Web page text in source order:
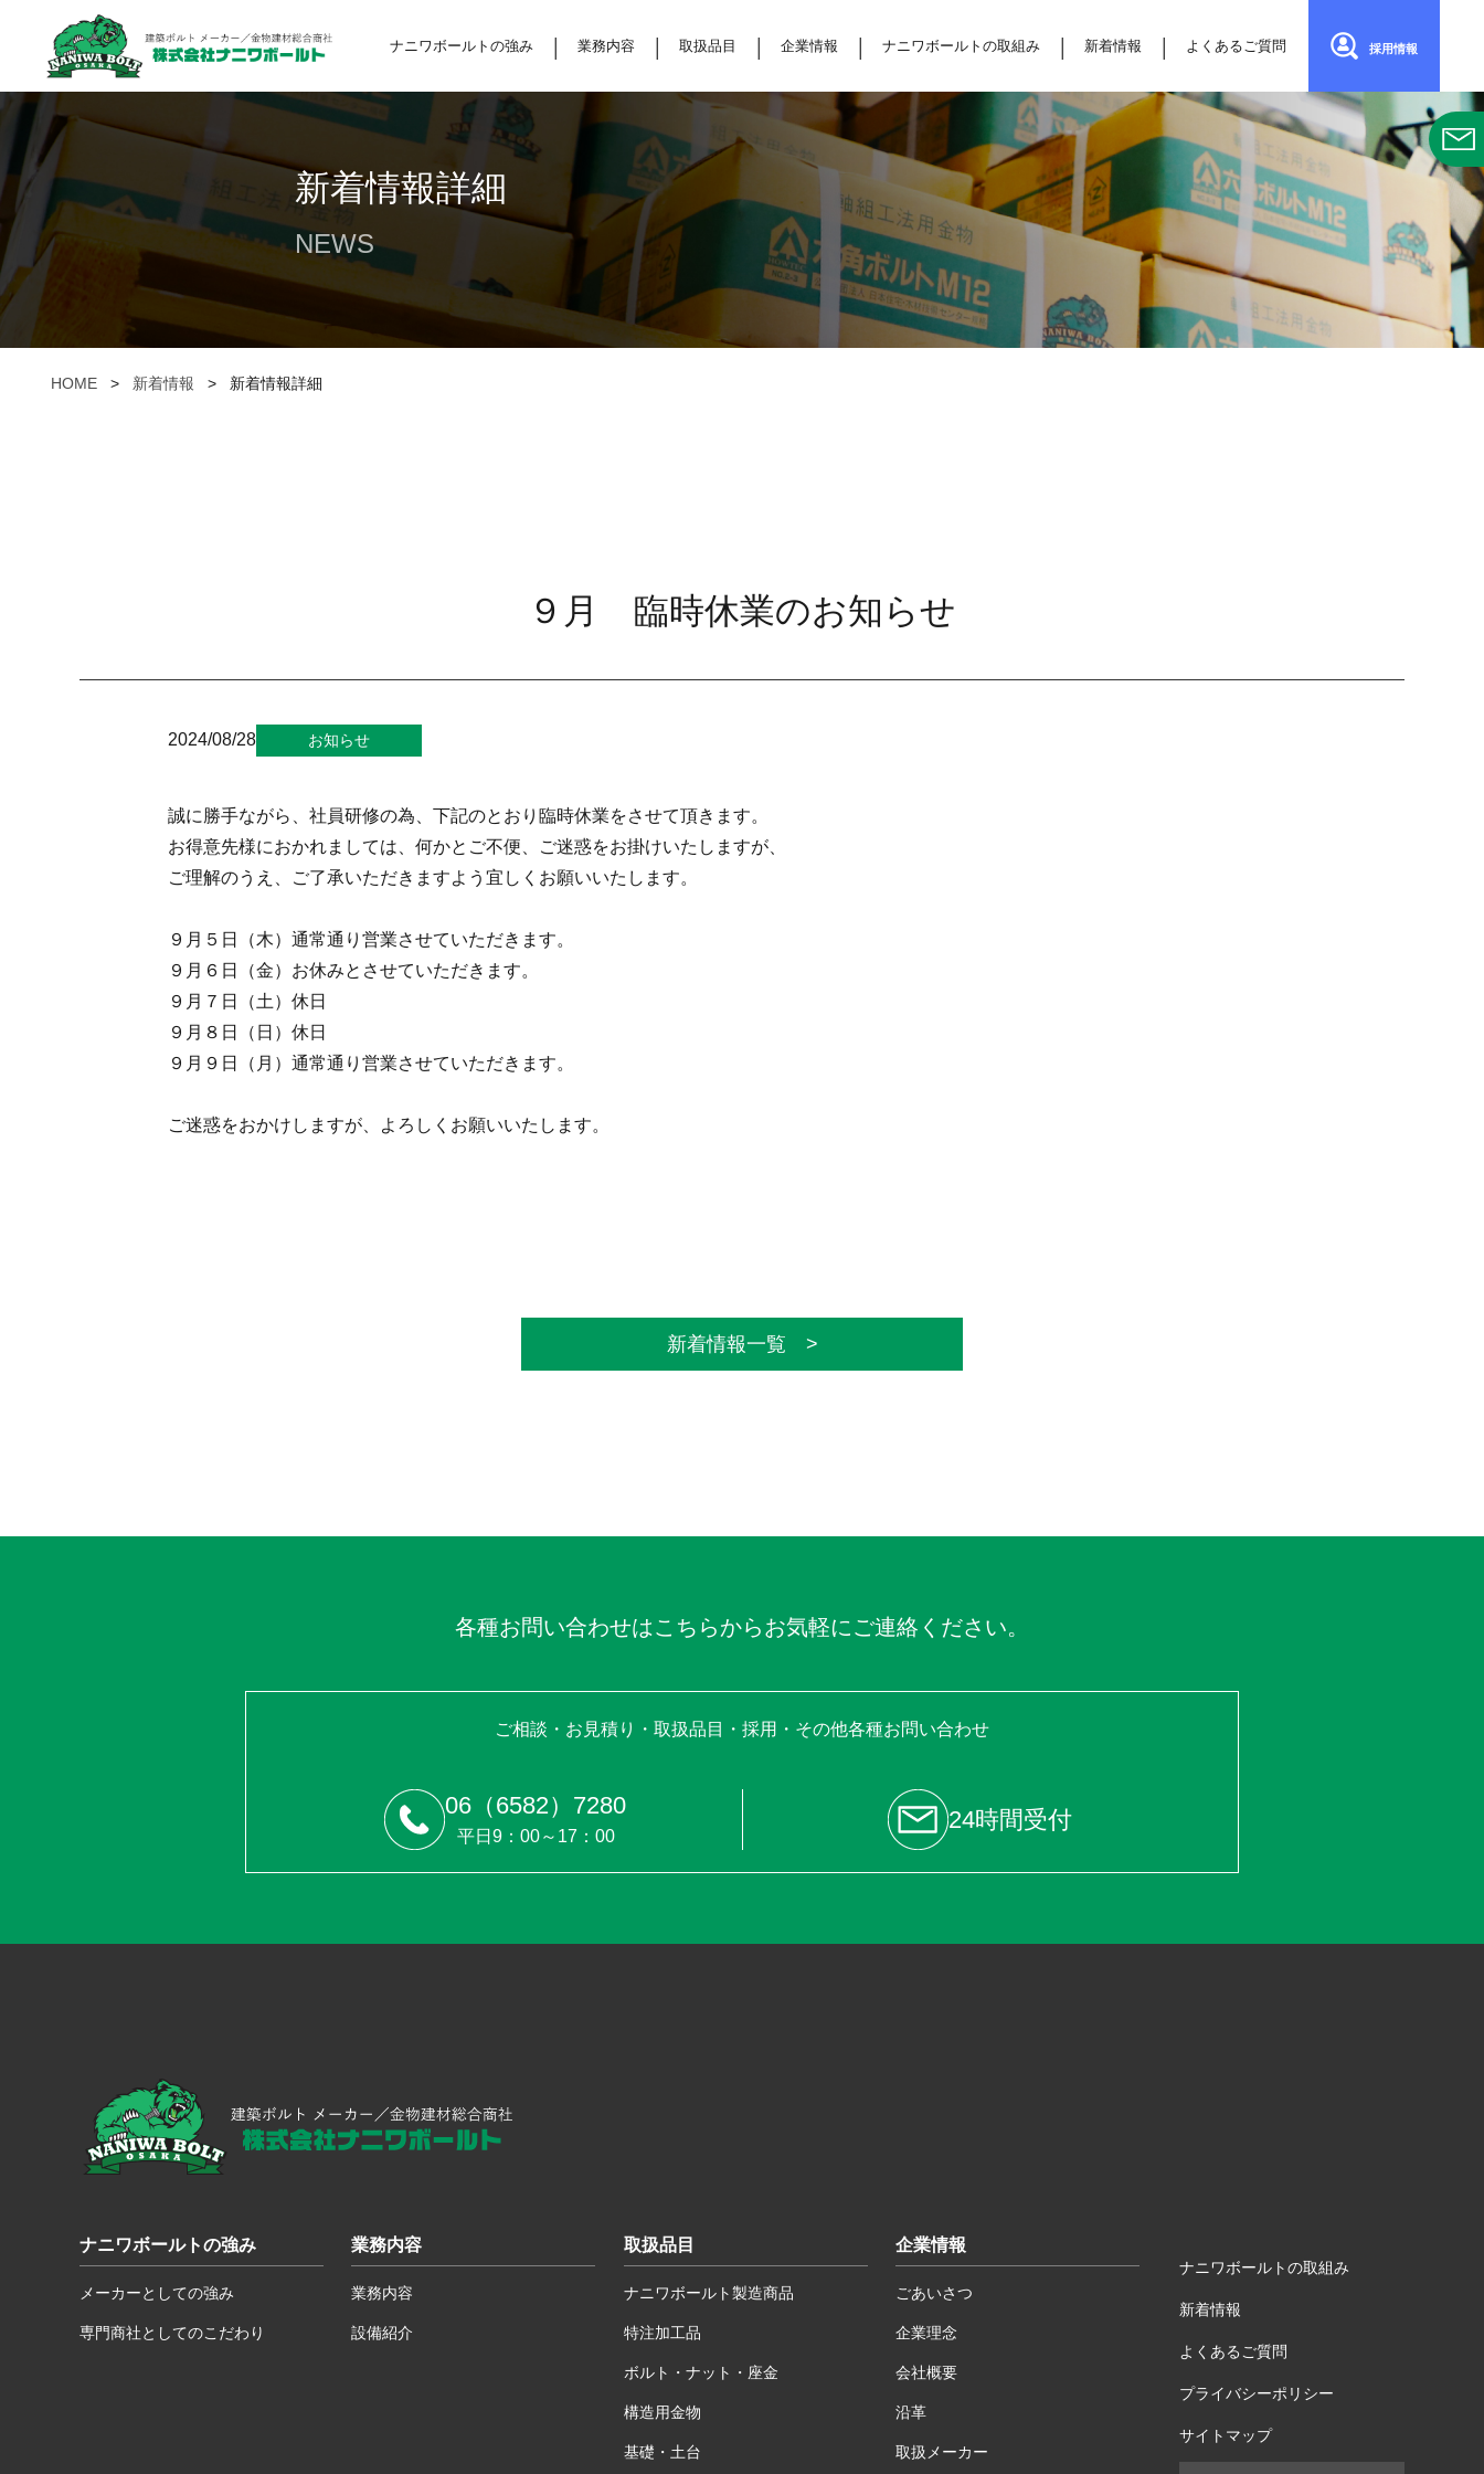
ナニワボールトの強み 業務内容 取扱品目 企業情報 ナニワボールトの取組み 新着情報 よくあるご質問 採用情報
新着情報詳細
NEWS
HOME > 新着情報 > 新着情報詳細
９月 臨時休業のお知らせ
2024/08/28 お知らせ
誠に勝手ながら、社員研修の為、下記のとおり臨時休業をさせて頂きます。
お得意先様におかれましては、何かとご不便、ご迷惑をお掛けいたしますが、
ご理解のうえ、ご了承いただきますよう宜しくお願いいたします。
９月５日（木）通常通り営業させていただきます。
９月６日（金）お休みとさせていただきます。
９月７日（土）休日
９月８日（日）休日
９月９日（月）通常通り営業させていただきます。
ご迷惑をおかけしますが、よろしくお願いいたします。
新着情報一覧 >
各種お問い合わせはこちらからお気軽にご連絡ください。
ご相談・お見積り・取扱品目・採用・その他各種お問い合わせ
06（6582）7280
平日9：00～17：00
24時間受付
ナニワボールトの強み
メーカーとしての強み
専門商社としてのこだわり
業務内容
業務内容
設備紹介
取扱品目
ナニワボールト製造商品
特注加工品
ボルト・ナット・座金
構造用金物
基礎・土台
企業情報
ごあいさつ
企業理念
会社概要
沿革
取扱メーカー
ナニワボールトの取組み
新着情報
よくあるご質問
プライバシーポリシー
サイトマップ